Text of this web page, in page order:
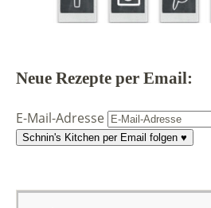
Neue Rezepte per Email:
E-Mail-Adresse
Schnin's Kitchen per Email folgen ♥